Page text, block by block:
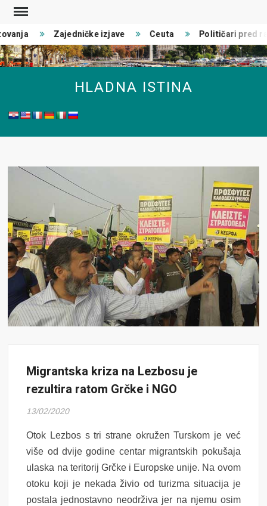
Skip
content
Zajedničke izjave Ceuta Političari pred rat
HLADNA ISTINA
Migrantska kriza na Lezbosu je
rezultira ratom Grčke i NGO
13/02/2020
Otok Lezbos s tri strane okružen Turskom je već
više od dvije godine centar migrantskih pokušaja
ulaska na teritorij Grčke i Europske unije. Na ovom
otoku koji je nekada živio od turizma situacija je
postala jednostavno neodrživa jer na njemu osim